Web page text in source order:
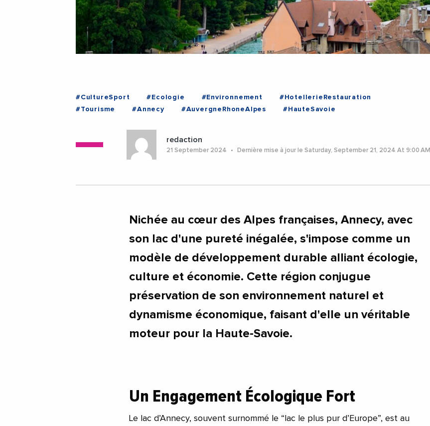
#CultureSport #Ecologie #Environnement
#HotellerieRestauration
#Tourisme
#Annecy #AuvergneRhoneAlpes #HauteSavoie
redaction
21 September 2024 Dernière mise à jour le Saturday, September 21, 2024 At 9:00 AM
Nichée au cœur des Alpes françaises, Annecy, avec
son lac d'une pureté inégalée, s'impose comme un
modèle de développement durable alliant écologie,
culture et économie. Cette région conjugue
préservation de son environnement naturel et
dynamisme économique, faisant d'elle un véritable
moteur pour la Haute-Savoie.
Un Engagement Écologique Fort
Le lac d’Annecy, souvent surnommé le “lac le plus pur d’Europe”, est au